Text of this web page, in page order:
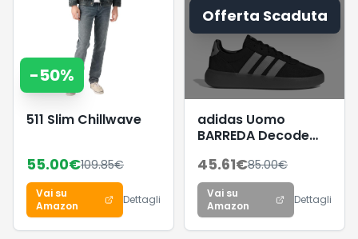
-50%
511 Slim Chillwave
55.00€109.85€
Vai su
Amazon
Dettagli
Offerta Scaduta
adidas Uomo
BARREDA Decode
Black/Lucid
Aquamarine/GUM5,
38 EU
45.61€85.00€
Vai su
Amazon
Dettagli